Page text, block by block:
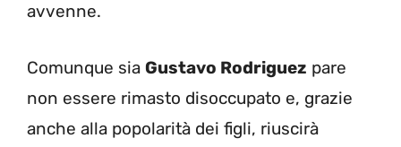
avvenne.
Comunque sia Gustavo Rodriguez pare
non essere rimasto disoccupato e, grazie
anche alla popolarità dei figli, riuscirà